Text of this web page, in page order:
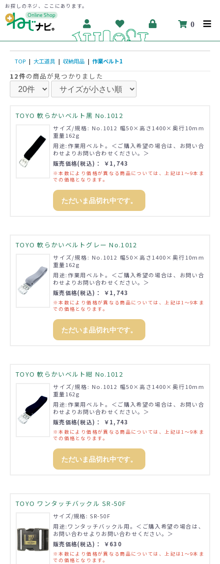
お探しのネジ、ここにあります。
0
TOP | 大工道具 | 収納用品 | 作業ベルト1
12件の商品が見つかりました
TOYO 軟らかいベルト黒 No.1012
サイズ/規格: No.1012 幅50×高さ1400×奥行10mm
重量162g
用途:作業用ベルト。＜ご購入希望の場合は、お問い合
わせよりお問い合わせください。＞
販売価格(税込)： ￥1,743
※本数により価格が異なる商品については、上記は1～9本ま
での価格となります。
ただいま品切れ中です。
TOYO 軟らかいベルトグレー No.1012
サイズ/規格: No.1012 幅50×高さ1400×奥行10mm
重量162g
用途:作業用ベルト。＜ご購入希望の場合は、お問い合
わせよりお問い合わせください。＞
販売価格(税込)： ￥1,743
※本数により価格が異なる商品については、上記は1～9本ま
での価格となります。
ただいま品切れ中です。
TOYO 軟らかいベルト紺 No.1012
サイズ/規格: No.1012 幅50×高さ1400×奥行10mm
重量162g
用途:作業用ベルト。＜ご購入希望の場合は、お問い合
わせよりお問い合わせください。＞
販売価格(税込)： ￥1,743
※本数により価格が異なる商品については、上記は1～9本ま
での価格となります。
ただいま品切れ中です。
TOYO ワンタッチバックル SR-50F
サイズ/規格: SR-50F
用途:ワンタッチバックル用。＜ご購入希望の場合は、
お問い合わせよりお問い合わせください。＞
販売価格(税込)： ￥630
※本数により価格が異なる商品については、上記は1～9本ま
での価格となります。